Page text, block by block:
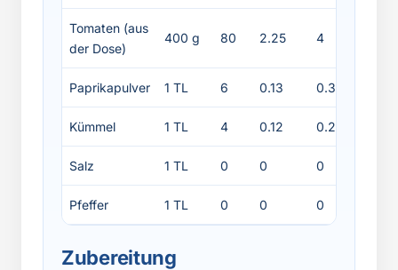
Tomaten (aus
der Dose)
400 g 80 2.25 4
Paprikapulver 1 TL 6 0.13 0.3
Kümmel 1 TL 4 0.12 0.2
Salz 1 TL 0 0 0
Pfeffer 1 TL 0 0 0
Zubereitung